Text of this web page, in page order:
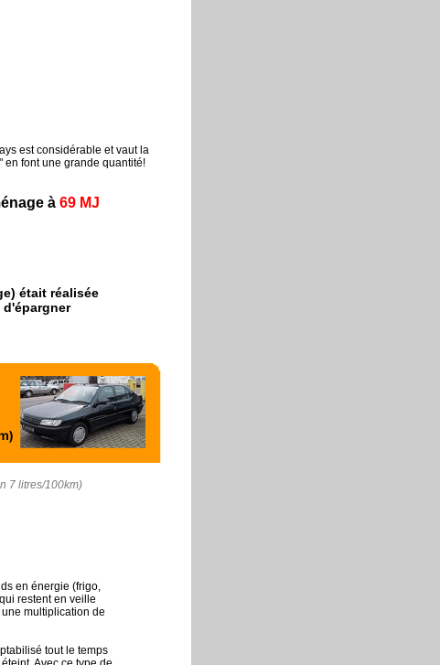
est considérable et vaut la
en font une grande quantité!
à 69 MJ
était réalisée
7 litres/100km)
en énergie (frigo,
restent en veille
multiplication de
tout le temps